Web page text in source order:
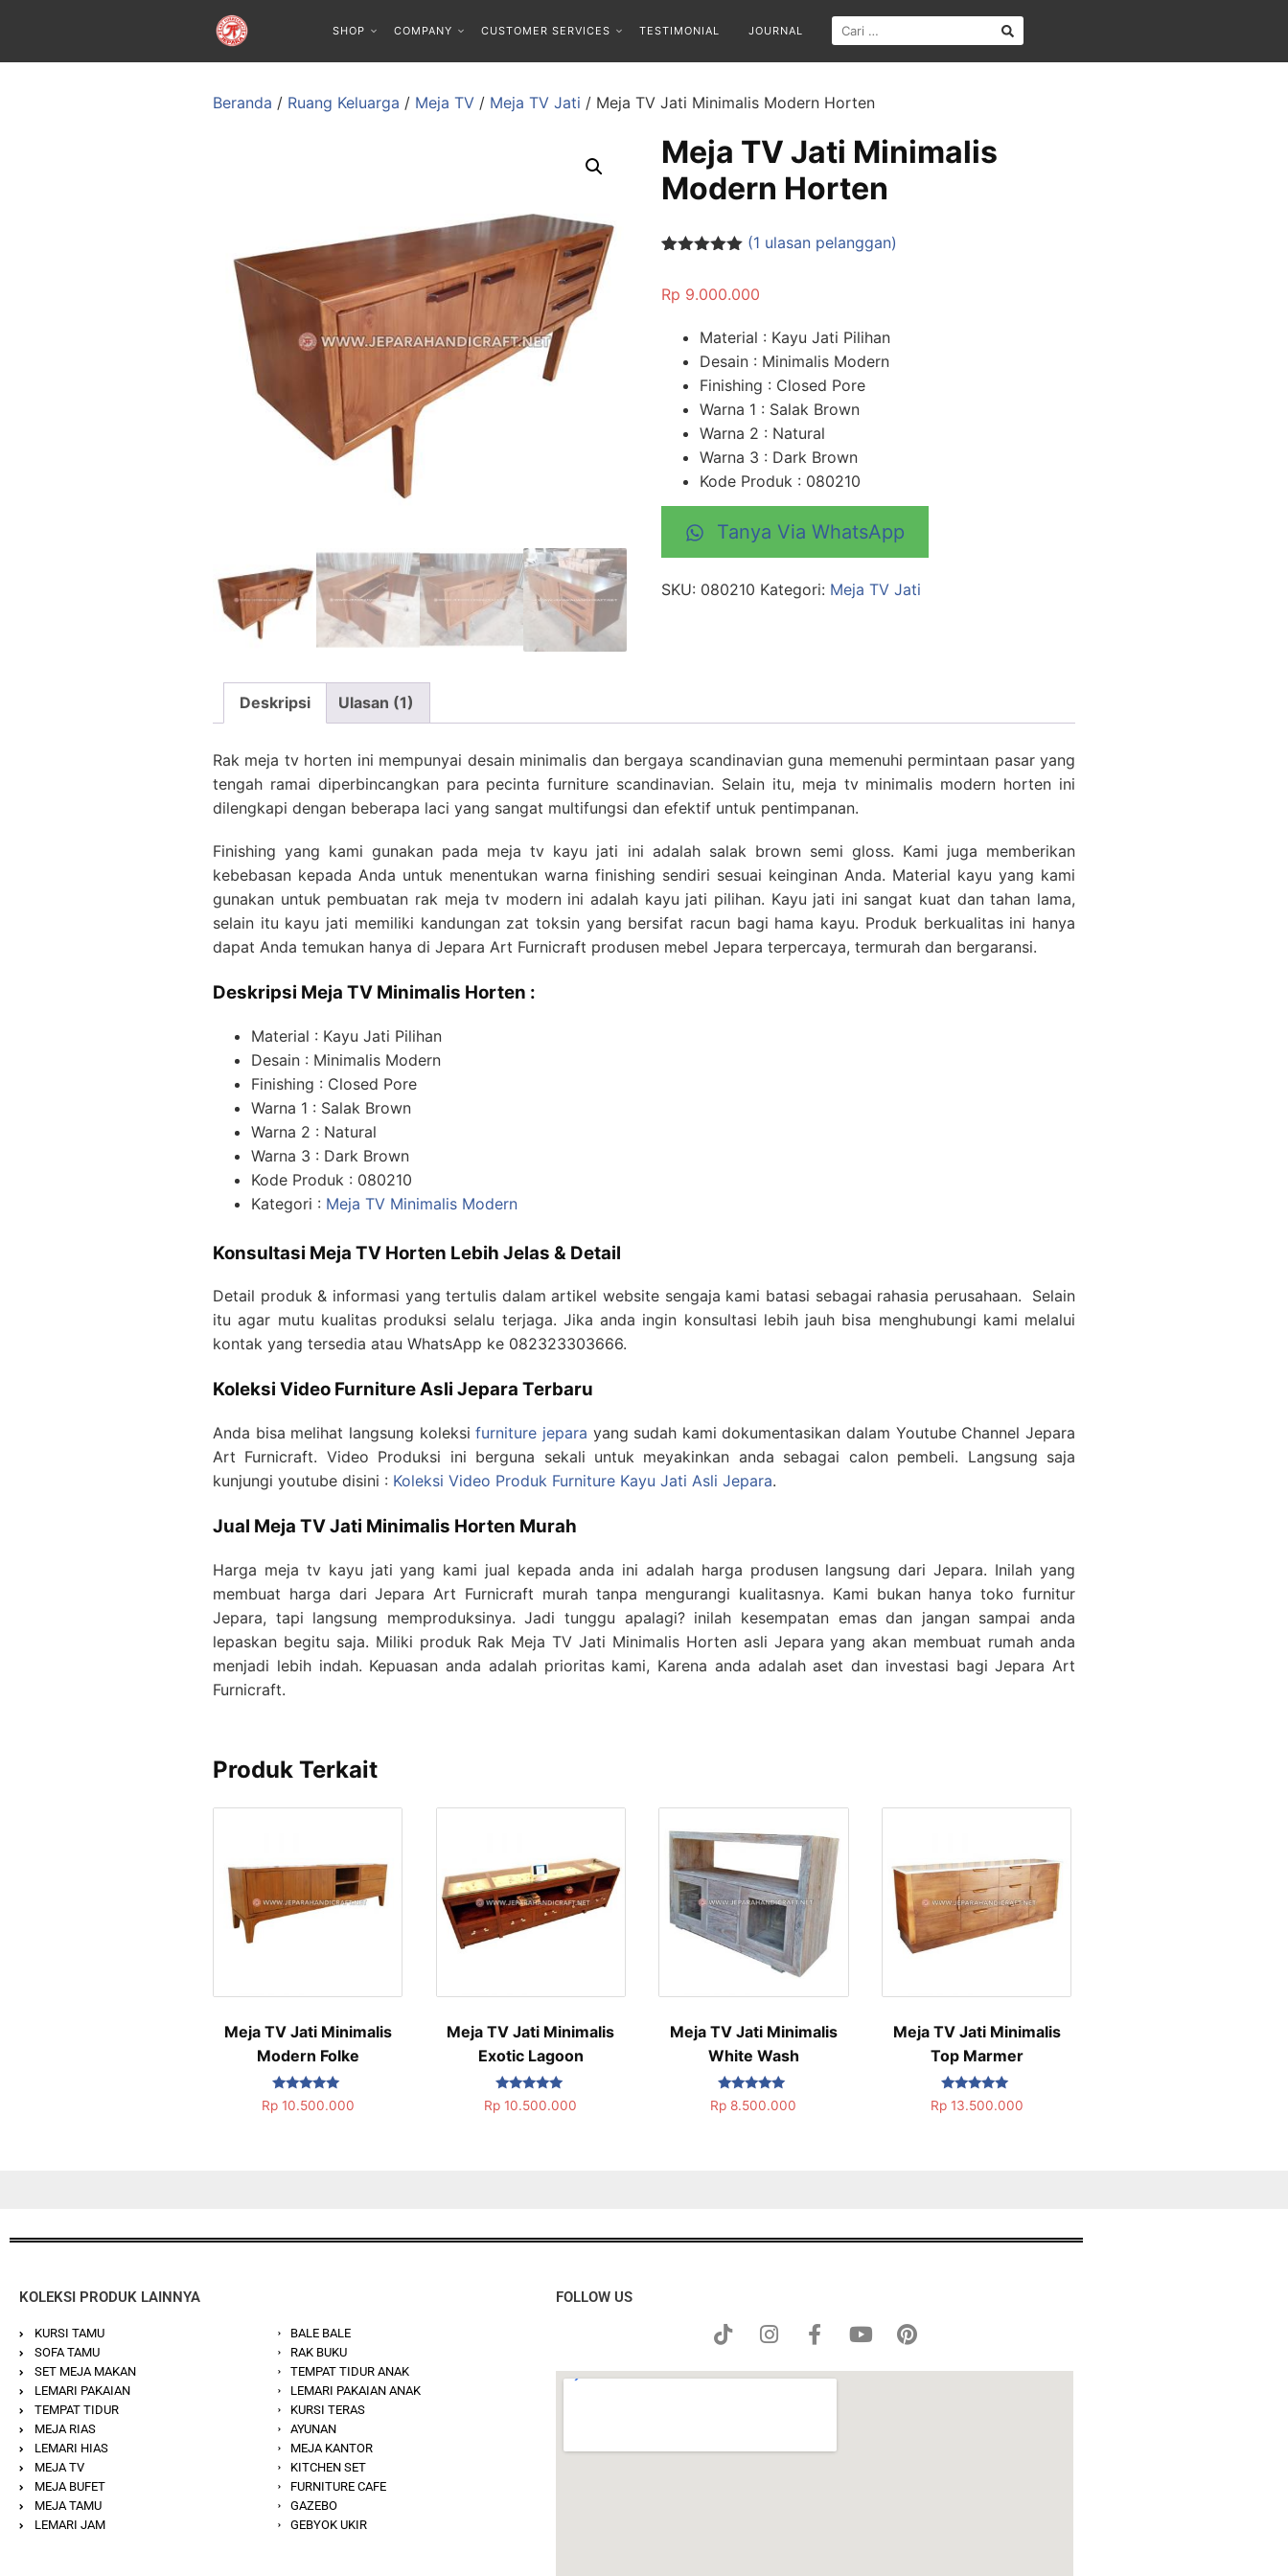
SHOP COMPANY CUSTOMER SERVICES TESTIMONIAL JOURNAL
Beranda / Ruang Keluarga / Meja TV / Meja TV Jati / Meja TV Jati Minimalis Modern Horten
Meja TV Jati Minimalis
Modern Horten
berdasarka
(1 ulasan pelanggan)
Rp 9.000.000
Material : Kayu Jati Pilihan
Desain : Minimalis Modern
Finishing : Closed Pore
Warna 1 : Salak Brown
Warna 2 : Natural
Warna 3 : Dark Brown
Kode Produk : 080210
Tanya Via WhatsApp
SKU: 080210 Kategori: Meja TV Jati
Deskripsi Ulasan (1)
Rak meja tv horten ini mempunyai desain minimalis dan bergaya scandinavian guna memenuhi permintaan pasar yang
tengah ramai diperbincangkan para pecinta furniture scandinavian. Selain itu, meja tv minimalis modern horten ini
dilengkapi dengan beberapa laci yang sangat multifungsi dan efektif untuk pentimpanan.
Finishing yang kami gunakan pada meja tv kayu jati ini adalah salak brown semi gloss. Kami juga memberikan
kebebasan kepada Anda untuk menentukan warna finishing sendiri sesuai keinginan Anda. Material kayu yang kami
gunakan untuk pembuatan rak meja tv modern ini adalah kayu jati pilihan. Kayu jati ini sangat kuat dan tahan lama,
selain itu kayu jati memiliki kandungan zat toksin yang bersifat racun bagi hama kayu. Produk berkualitas ini hanya
dapat Anda temukan hanya di Jepara Art Furnicraft produsen mebel Jepara terpercaya, termurah dan bergaransi.
Deskripsi Meja TV Minimalis Horten :
Material : Kayu Jati Pilihan
Desain : Minimalis Modern
Finishing : Closed Pore
Warna 1 : Salak Brown
Warna 2 : Natural
Warna 3 : Dark Brown
Kode Produk : 080210
Kategori : Meja TV Minimalis Modern
Konsultasi Meja TV Horten Lebih Jelas & Detail
Detail produk & informasi yang tertulis dalam artikel website sengaja kami batasi sebagai rahasia perusahaan. Selain
itu agar mutu kualitas produksi selalu terjaga. Jika anda ingin konsultasi lebih jauh bisa menghubungi kami melalui
kontak yang tersedia atau WhatsApp ke 082323303666.
Koleksi Video Furniture Asli Jepara Terbaru
Anda bisa melihat langsung koleksifurniture jepara yang sudah kami dokumentasikan dalam Youtube Channel Jepara
Art Furnicraft. Video Produksi ini berguna sekali untuk meyakinkan anda sebagai calon pembeli. Langsung saja
kunjungi youtube disini : Koleksi Video Produk Furniture Kayu Jati Asli Jepara.
Jual Meja TV Jati Minimalis Horten Murah
Harga meja tv kayu jati yang kami jual kepada anda ini adalah harga produsen langsung dari Jepara. Inilah yang
membuat harga dari Jepara Art Furnicraft murah tanpa mengurangi kualitasnya. Kami bukan hanya toko furnitur
Jepara, tapi langsung memproduksinya. Jadi tunggu apalagi? inilah kesempatan emas dan jangan sampai anda
lepaskan begitu saja. Miliki produk Rak Meja TV Jati Minimalis Horten asli Jepara yang akan membuat rumah anda
menjadi lebih indah. Kepuasan anda adalah prioritas kami, Karena anda adalah aset dan investasi bagi Jepara Art
Furnicraft.
Produk Terkait
Meja TV Jati Minimalis
Modern Folke
Dinilai
5.00
Rp10.500.000
Meja TV Jati Minimalis
Exotic Lagoon
Dinilai
5.00
Rp 10.500.000
Meja TV Jati Minimalis
White Wash
Dinilai
5.00
Rp 8.500.000
Meja TV Jati Minimalis
Top Marmer
Dinilai
5.00
Rp13.500.000
KOLEKSI PRODUK LAINNYA
KURSI TAMU
SOFA TAMU
SET MEJA MAKAN
LEMARI PAKAIAN
TEMPAT TIDUR
MEJA RIAS
LEMARI HIAS
MEJA TV
MEJA BUFET
MEJA TAMU
LEMARI JAM
BALE BALE
RAK BUKU
TEMPAT TIDUR ANAK
LEMARI PAKAIAN ANAK
KURSI TERAS
AYUNAN
MEJA KANTOR
KITCHEN SET
FURNITURE CAFE
GAZEBO
GEBYOK UKIR
FOLLOW US